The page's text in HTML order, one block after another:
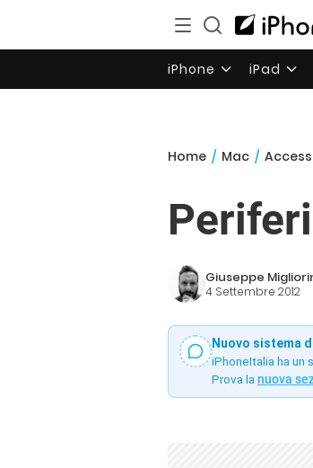
iPhone iPad
Home / Mac /
Giuseppe
4 Settembre 2012
Nuovo sistema
iPhoneItalia ha
Prova la nuova